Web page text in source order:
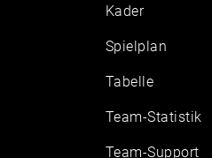
Kader
Spielplan
Tabelle
Team-Statistik
Team-Support